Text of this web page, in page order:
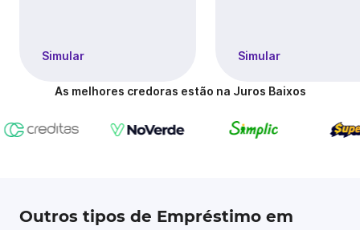
Simular Simular
As melhores credoras estão na Juros Baixos
Outros tipos de Empréstimo em